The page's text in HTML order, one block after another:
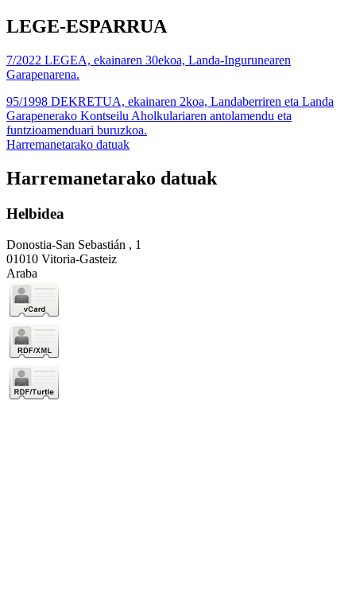
LEGE-ESPARRUA
7/2022 LEGEA, ekainaren 30ekoa, Landa-Ingurunearen
Garapenarena.
95/1998 DEKRETUA, ekainaren 2koa, Landaberriren eta Landa
Garapenerako Kontseilu Aholkulariaren antolamendu eta
funtzioamenduari buruzkoa.
Harremanetarako datuak
Harremanetarako datuak
Helbidea
Donostia-San Sebastián , 1
01010 Vitoria-Gasteiz
Araba